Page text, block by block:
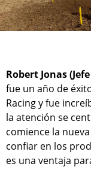
Robert Jonas
fue un año de
Racing y fue
la atención se
comience la
confiar en los
es una ventaja